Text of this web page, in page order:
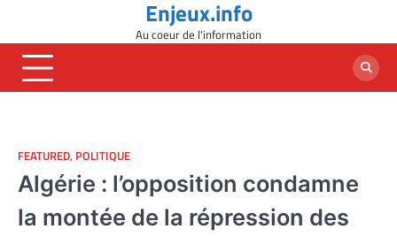
content
Enjeux.info
Au coeur de l'information
FEATURED, POLITIQUE
Algérie : l’opposition condamne
la montée de la répression des